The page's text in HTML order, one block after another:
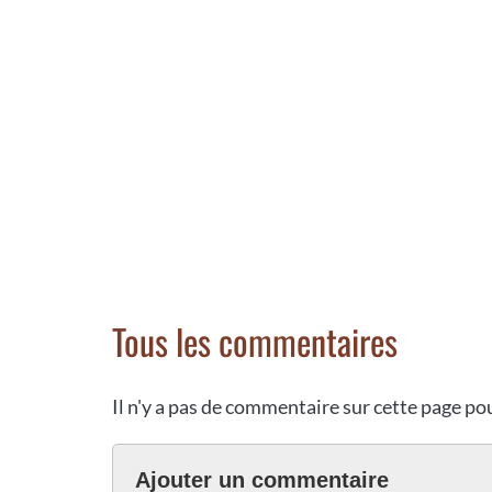
Tous les commentaires
Il n'y a pas de commentaire sur cette page
Ajouter un commentaire